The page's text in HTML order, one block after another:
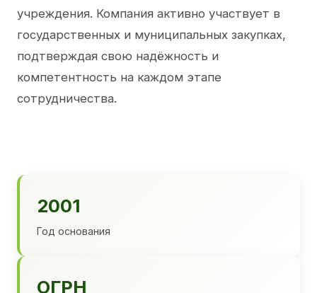
учреждения. Компания активно участвует в
государственных и муниципальных закупках,
подтверждая свою надёжность и
компетентность на каждом этапе
сотрудничества.
2001
Год основания
ОГРН